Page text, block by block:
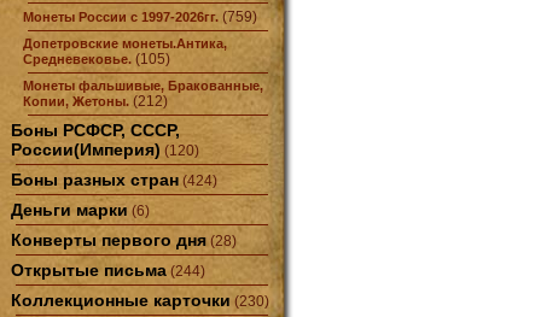
Монеты России с 1997-2026гг. (759)
Допетровские монеты.Антика,
Средневековье. (105)
Монеты фальшивые, Бракованные,
Копии, Жетоны. (212)
Боны РСФСР, СССР,
России(Империя) (120)
Боны разных стран (424)
Деньги марки (6)
Конверты первого дня (28)
Открытые письма (244)
Коллекционные карточки (230)